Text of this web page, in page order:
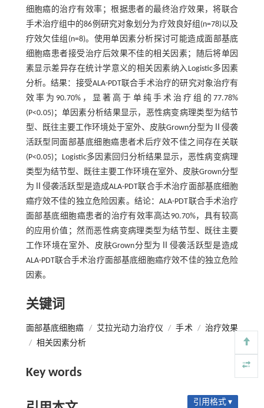
细胞癌的治疗有效率；根据患者的最终治疗效果，将联合
手术治疗组中的86例研究对象划分为疗效良好组(n=78)以及
疗效欠佳组(n=8)。使用单因素分析探讨可能造成面部基底
细胞癌患者接受治疗后效果不佳的相关因素；随后将单因
素显示差异存在统计学意义的相关因素纳入Logistic多因素
分析。结果：接受ALA-PDT联合手术治疗的研究对象治疗有
效率为90.70%，显著高于单纯手术治疗组的77.78%
(P<0.05)；单因素分析结果显示，恶性病变病理类型为结节
型、既往主要工作环境处于室外、皮肤Grown分型为Ⅱ侵袭
活跃型同面部基底细胞癌患者术后疗效不佳之间存在关联
(P<0.05)；Logistic多因素回归分析结果显示，恶性病变病理
类型为结节型、既往主要工作环境在室外、皮肤Grown分型
为Ⅱ侵袭活跃型是造成ALA-PDT联合手术治疗面部基底细胞
癌疗效不佳的独立危险因素。结论：ALA-PDT联合手术治疗
面部基底细胞癌患者的治疗有效率高达90.70%，具有较高
的应用价值；然而恶性病变病理类型为结节型、既往主要
工作环境在室外、皮肤Grown分型为Ⅱ侵袭活跃型是造成
ALA-PDT联合手术治疗面部基底细胞癌疗效不佳的独立危险
因素。
关键词
面部基底细胞癌 / 艾拉光动力治疗仪 / 手术 / 治疗效果
/ 相关因素分析
Key words
引用格式 ▾